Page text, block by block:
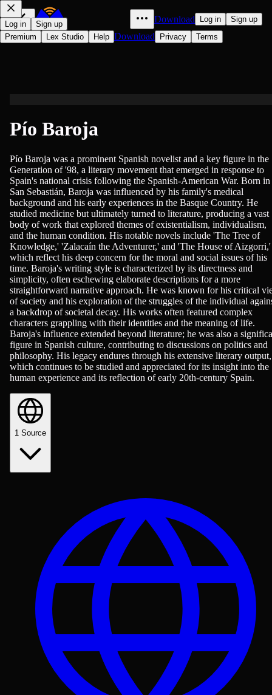
Download Log in Sign up
Log in
Sign up
Premium
Lex Studio Help Download Privacy Terms
Pío Baroja
Pío Baroja was a prominent Spanish novelist and a key figure in the
Generation of '98, a literary movement that emerged in response to
Spain's national crisis following the Spanish-American War. Born in
San Sebastián, Baroja was influenced by his family's medical
background and his early experiences in the Basque Country. He
studied medicine but ultimately turned to literature, producing a vast
body of work that explored themes of existentialism, individualism,
and the human condition. His notable novels include 'The Tree of
Knowledge,' 'Zalacaín the Adventurer,' and 'The House of Aizgorri,'
which reflect his deep concern for the moral and social issues of his
time. Baroja's writing style is characterized by its directness and
simplicity, often eschewing elaborate descriptions for a more
straightforward narrative approach. He was known for his critical
of society and his exploration of the struggles of the individual
a backdrop of societal decay. His works often featured complex
characters grappling with their identities and the meaning of life.
Baroja's influence extended beyond literature; he was also a
figure in Spanish culture, contributing to discussions on politics and
philosophy. His legacy endures through his extensive literary output,
which continues to be studied and appreciated for its insight into the
human experience and its reflection of early 20th-century Spain.
1 Source